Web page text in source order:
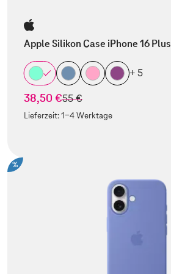
Apple Silikon Case iPhone 16 Plus
+ 5
38,50 €statt
55 €
Lieferzeit:1-4 Werktage
%